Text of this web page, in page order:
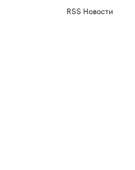
RSS Новости